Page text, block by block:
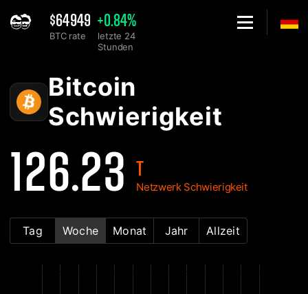
$64949
BTC rate
+0.84%
letzte 24
Stunden
Bitcoin
Schwierigkeit
126.23T
Netzwerk Schwierigkeit
Tag Woche Monat Jahr Allzeit